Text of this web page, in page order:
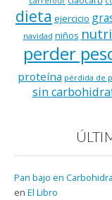
dieta ejercicio
navidad niños
perder
proteína pérdida de
sin
Pan bajo en
en El Libro